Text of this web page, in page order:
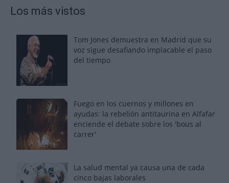
Los más vistos
Tom Jones demuestra en Madrid que su
voz sigue desafiando implacable el paso
del tiempo
Fuego en los cuernos y millones en
ayudas: la rebelión antitaurina en Alfafar
enciende el debate sobre los 'bous al
carrer'
La salud mental ya causa una de cada
cinco bajas laborales